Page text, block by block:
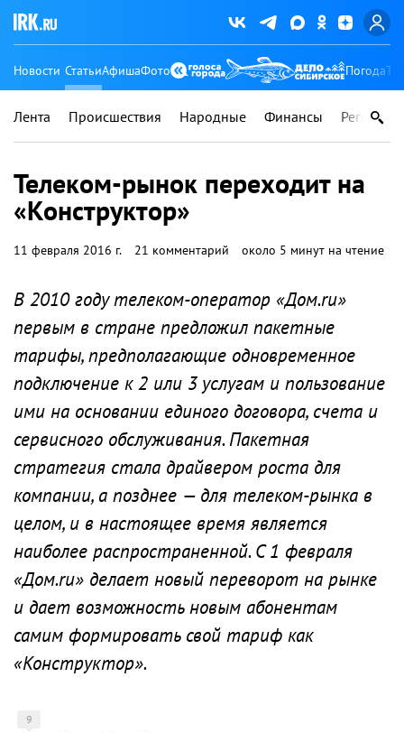
Новости СтатьиАфишаФото Погода
Лента Происшествия Народные Финансы Регионы
Телеком-рынок переходит на
«Конструктор»
11 февраля 2016 г. 21 комментарий около 5 минут на чтение
В 2010 году телеком-оператор «Дом.ru»
первым в стране предложил пакетные
тарифы, предполагающие одновременное
подключение к 2 или 3 услугам и пользование
ими на основании единого договора, счета и
сервисного обслуживания. Пакетная
стратегия стала драйвером роста для
компании, а позднее — для телеком-рынка в
целом, и в настоящее время является
наиболее распространенной. С 1 февраля
«Дом.ru» делает новый переворот на рынке
и дает возможность новым абонентам
самим формировать свой тариф как
«Конструктор».
9